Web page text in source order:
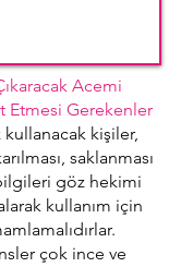
Acemi
Etmesi Gerekenler
kişiler,
saklanması
göz hekimi
kullanım için
çok ince ve